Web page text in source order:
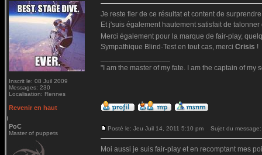
Inscrit le: 08 Juil 2009
Messages: 230
Localisation: Rennes
Je reste fier de ce résultat et content de
Et j'suis également hautement satisfait de
Merci également pour la marque de fair-play,
Sympathique Blind-Test en tout cas, merci Crisis !
"I am the master of my fate. I am the captain of my
Revenir en haut
PoC
Master of puppets
Posté le: Jeu Juil 14, 2011 5:10 pm Sujet du message:
Moi aussi je suis fair-play et en recomptant mes